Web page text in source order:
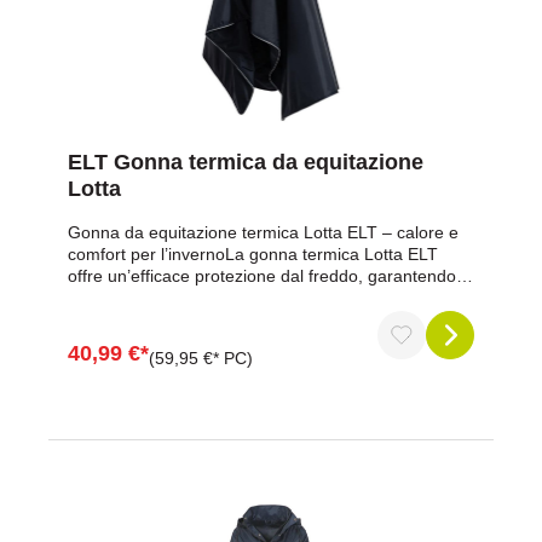
vita di tutti i giorni che in occasione di una fiera
equestre. Il formato sottile e leggero e le prestazioni
affidabili ne fanno un pratico must per i cavalieri. Con
la comprovata qualità di ELT by Waldhausen, potrete
sempre contare sulla vostra fonte di energia
mobile.Ordinate ora e restate sempre carichi!
ELT Gonna termica da equitazione
Lotta
Gonna da equitazione termica Lotta ELT – calore e
comfort per l’invernoLa gonna termica Lotta ELT
offre un’efficace protezione dal freddo, garantendo al
caldo interno in pile e i dettagli riflettenti assicurano
sicurezza e praticità alle amazzoni durante le uscite
invernali.Vantaggi in sintesiMantiene il calore grazie
ottimale grazie alla fascia interna in vita regolabile
con velcroDati del prodottoGonna termica da
40,99 €*(59,95 €* PC)